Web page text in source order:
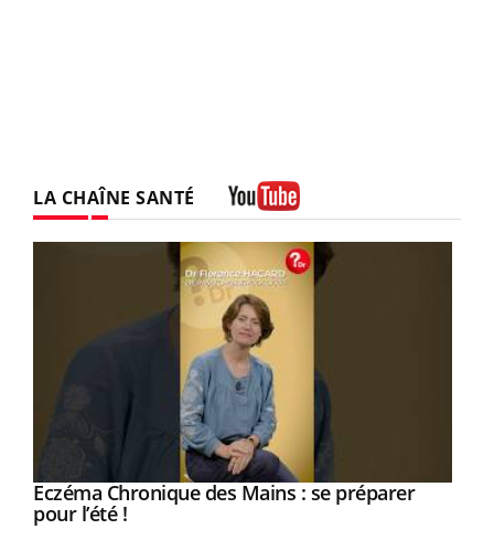
LA CHAÎNE SANTÉ
Youtube
Eczéma Chronique des Mains : se préparer
pour l’été !Youtube